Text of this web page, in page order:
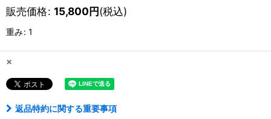
販売価格: 15,800円(税込)
重み: 1
×
返品特約に関する重要事項